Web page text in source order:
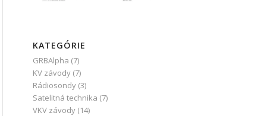
KATEGÓRIE
GRBAlpha (7)
KV závody(7)
Rádiosondy(3)
Satelitná technika (7)
VKV závody(14)